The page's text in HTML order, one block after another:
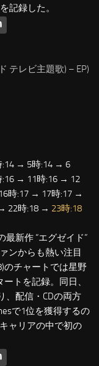
記録した。
テレビ主題歌) – EP)
→ 5時:14 → 6
→ 11時:16 → 12
時:17 → 17時:17 →
22時:18 → 23時:18
最新作 “エグゼイド”
ンからも熱い注目
のチャートでは星野
トを記録。同日、
、配信・CDの両方
で1位を獲得するの
ャリアの中で初の